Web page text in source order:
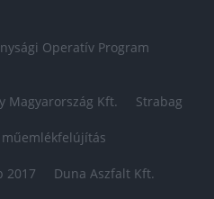
Operatív Program
Magyarország Kft. Strabag
műemlékfelújítás
2017 Duna Aszfalt Kft.